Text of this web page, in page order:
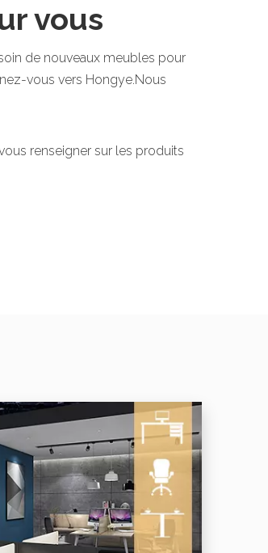
vous
de nouveaux meubles pour
vous vers Hongye.Nous
renseigner sur les produits